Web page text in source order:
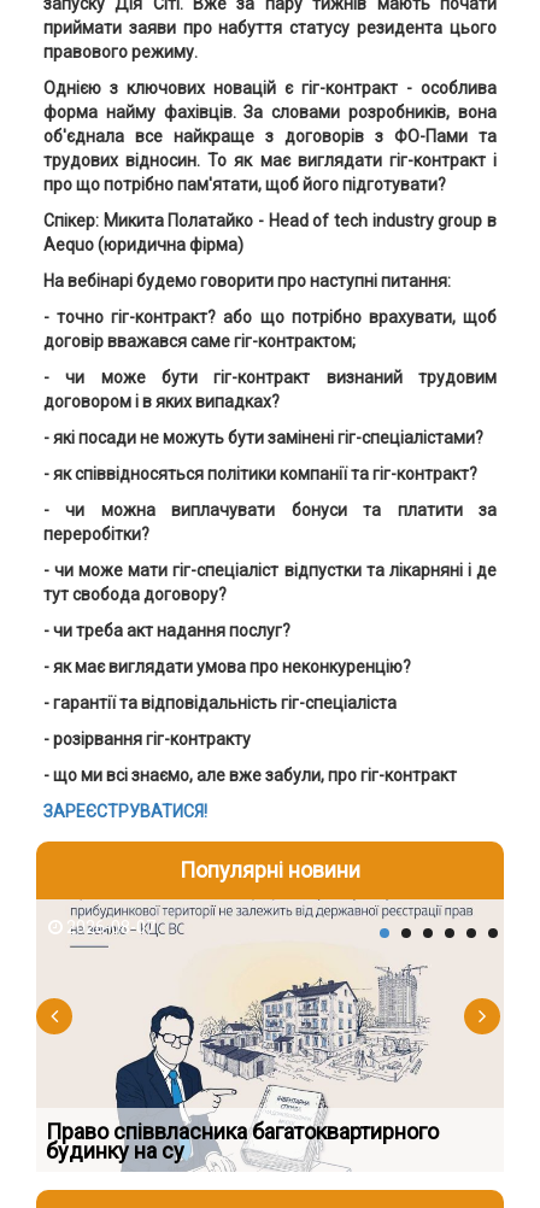
приймати заяви про набуття статусу резидента цього
правового режиму.
Однією з ключових новацій є гіг-контракт - особлива
форма найму фахівців. За словами розробників, вона
об'єднала все найкраще з договорів з ФО-Пами та
трудових відносин. То як має виглядати гіг-контракт і
про що потрібно пам'ятати, щоб його підготувати?
Спікер: Микита Полатайко - Head of tech industry group в
Aequo (юридична фірма)
На вебінарі будемо говорити про наступні питання:
- точно гіг-контракт? або що потрібно врахувати, щоб
договір вважався саме гіг-контрактом;
- чи може бути гіг-контракт визнаний трудовим
договором і в яких випадках?
- які посади не можуть бути замінені гіг-спеціалістами?
- як співвідносяться політики компанії та гіг-контракт?
- чи можна виплачувати бонуси та платити за
переробітки?
- чи може мати гіг-спеціаліст відпустки та лікарняні і де
тут свобода договору?
- чи треба акт надання послуг?
- як має виглядати умова про неконкуренцію?
- гарантії та відповідальність гіг-спеціаліста
- розірвання гіг-контракту
- що ми всі знаємо, але вже забули, про гіг-контракт
ЗАРЕЄСТРУВАТИСЯ!
Популярні новини
2026-08-07
Право співвласника багатоквартирного
будинку на су